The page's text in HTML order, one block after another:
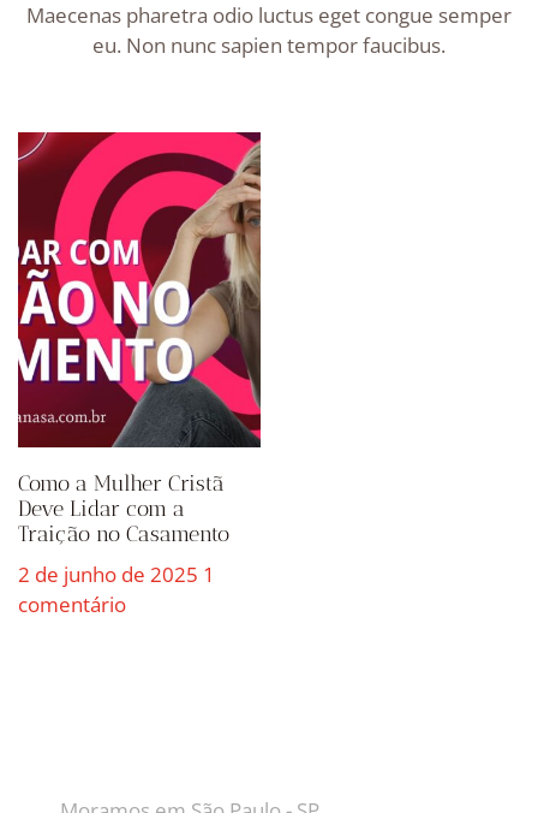
Maecenas pharetra odio luctus eget congue semper
eu. Non nunc sapien tempor faucibus.
Como a Mulher Cristã
Deve Lidar com a
Traição no Casamento
2 de junho de 2025 1
comentário